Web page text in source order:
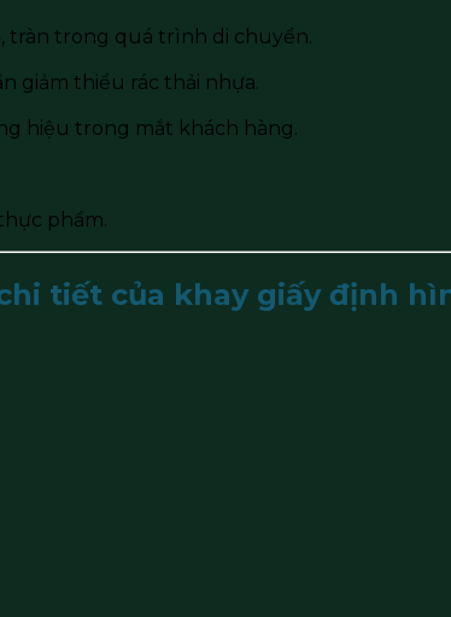
tràn trong quá trình di chuyển.
giảm thiểu rác thải nhựa.
hiệu trong mắt khách hàng.
phẩm.
tiết của khay giấy định